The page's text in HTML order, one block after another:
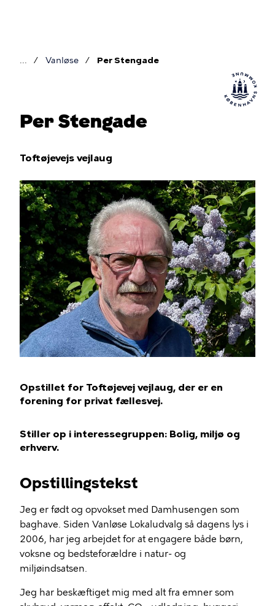
Vanløse Per Stengade
Per Stengade
Toftøjevejs vejlaug
Billede
Opstillet for Toftøjevej vejlaug, der er en
forening for privat fællesvej.
Stiller op i interessegruppen: Bolig, miljø og
erhverv.
Opstillingstekst
Jeg er født og opvokset med Damhusengen som
baghave. Siden Vanløse Lokaludvalg så dagens lys i
2006, har jeg arbejdet for at engagere både børn,
voksne og bedsteforældre i natur- og
miljøindsatsen.
Jeg har beskæftiget mig med alt fra emner som